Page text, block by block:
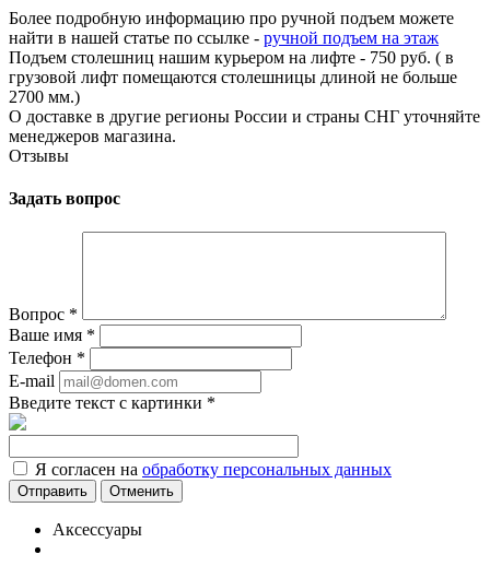
Более подробную информацию про ручной подъем можете
найти в нашей статье по ссылке - ручной подъем на этаж
Подъем столешниц нашим курьером на лифте - 750 руб. ( в
грузовой лифт помещаются столешницы длиной не больше
2700 мм.)
О доставке в другие регионы России и страны СНГ уточняйте
менеджеров магазина.
Отзывы
Задать вопрос
Вопрос *
Ваше имя *
Телефон *
E-mail
Введите текст с картинки *
Я согласен на обработку персональных данных
Отменить
Аксессуары